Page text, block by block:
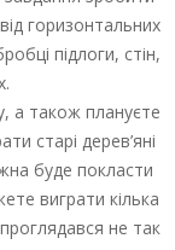
горизонтальних
підлоги, стін,
а також плануєте
старі дерев’яні
буде покласти
виграти кілька
не так